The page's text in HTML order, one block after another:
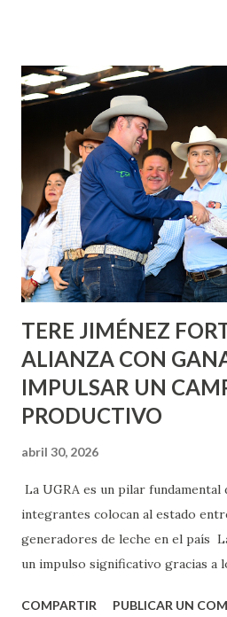
Corazón Urbano y el Municipio
informó que en este programa se
metros cuadrados de pintura,
Nieto, entre Jesús F. Elizondo y
lo que se aplicará pintura en 66
llevará este programa a Villas de
Asunción, Avenida Alameda y
los edificios FOVISSSTE Ojo de
Norias de Paso Hondo y en los
TERE JIMÉNEZ
ALIANZA CON
IMPULSAR UN
PRODUCTIVO
abril 30, 2026
La UGRA es un pilar
integrantes colocan al estado
generadores de leche en el país
un impulso significativo gracias a
muestra de su respaldo firme y
COMPARTIR PUBLICAR UN